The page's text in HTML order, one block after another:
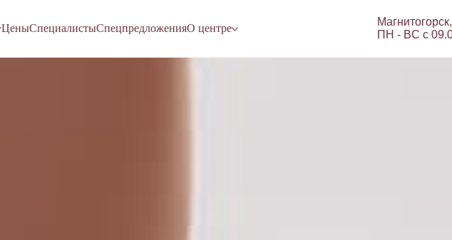
ЦеныСпециалистыСпецпредложенияО центре
ПН - ВC с